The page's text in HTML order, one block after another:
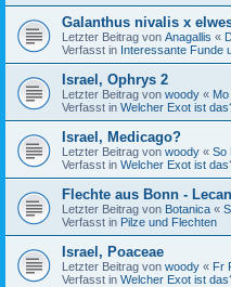
Galanthus nivalis x
Letzter Beitrag von Anagallis «
Verfasst in Interessante Funde
Israel, Ophrys 2
Letzter Beitrag von woody «
Verfasst in Welcher Exot ist
Israel, Medicago?
Letzter Beitrag von woody « So
Verfasst in Welcher Exot ist
Flechte aus Bonn -
Letzter Beitrag von Botanica «
Verfasst in Pilze und Flechten
Israel, Poaceae
Letzter Beitrag von woody « Fr
Verfasst in Welcher Exot ist